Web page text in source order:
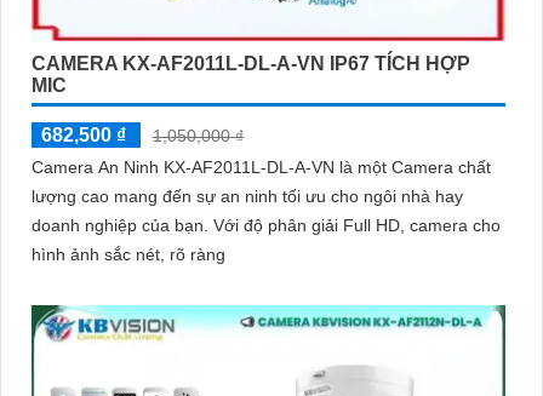
CAMERA KX-AF2011L-DL-A-VN IP67 TÍCH HỢP
MIC
682,500 ₫
1,050,000 ₫
Camera An Ninh KX-AF2011L-DL-A-VN là một Camera chất
lượng cao mang đến sự an ninh tối ưu cho ngôi nhà hay
doanh nghiệp của bạn. Với độ phân giải Full HD, camera cho
hình ảnh sắc nét, rõ ràng